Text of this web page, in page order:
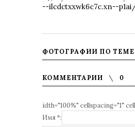
--ilcdctxxwk6c7c.xn--
ФОТОГРАФИИ ПО ТЕМЕ
КОММЕНТАРИИ 0
idth="100%" cellspacing="1"
Имя *: